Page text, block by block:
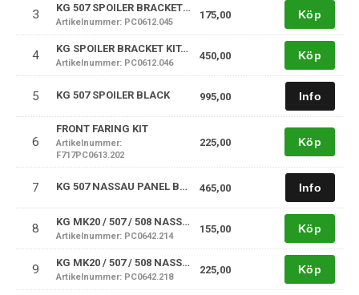
3 KG 507 SPOILER BRACKETS LOWER PREPARED FOR SODI/ALPHA CHASSIE
Artikelnummer: PC0612.045
175,00 Köp
4 KG SPOILER BRACKET KIT-HOMOLOGATED FLANGES (X2)
Artikelnummer: PC0612.046
450,00 Köp
5 KG 507 SPOILER BLACK 995,00
6
FRONT FARING KIT
Artikelnummer:
F717PC0613.202
225,00 Köp
7 KG 507 NASSAU PANEL BLACK 465,00
8 KG MK20 / 507 / 508 NASSAU PANEL BRACKETS LOWER SUPPORT KIT
Artikelnummer: PC0642.214
155,00 Köp
9 KG MK20 / 507 / 508 NASSAU PANEL BRACKETS TOP END
Artikelnummer: PC0642.218
225,00 Köp